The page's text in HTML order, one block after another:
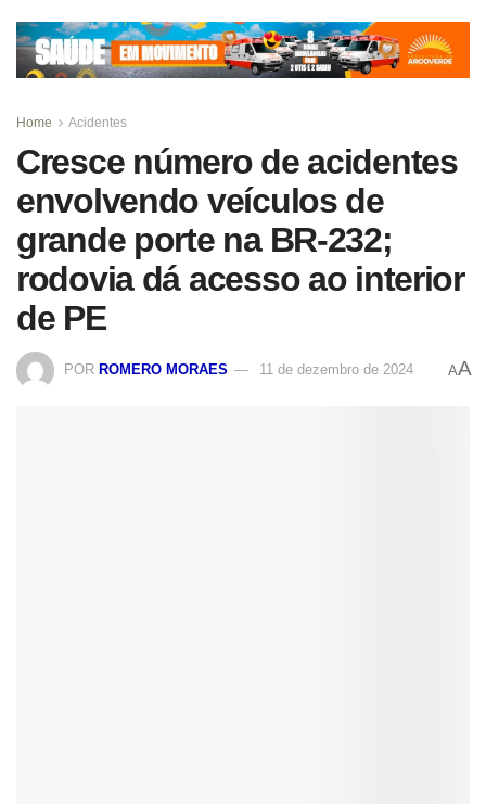
Home Acidentes
Cresce número de acidentes
envolvendo veículos de
grande porte na BR-232;
rodovia dá acesso ao interior
de PE
POR ROMERO MORAES 11 de dezembro de 2024 AA